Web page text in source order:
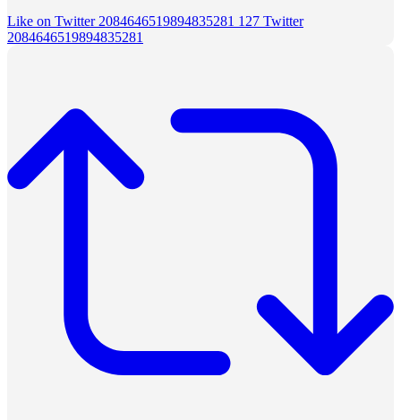
Like on Twitter 2084646519894835281 127 Twitter
2084646519894835281